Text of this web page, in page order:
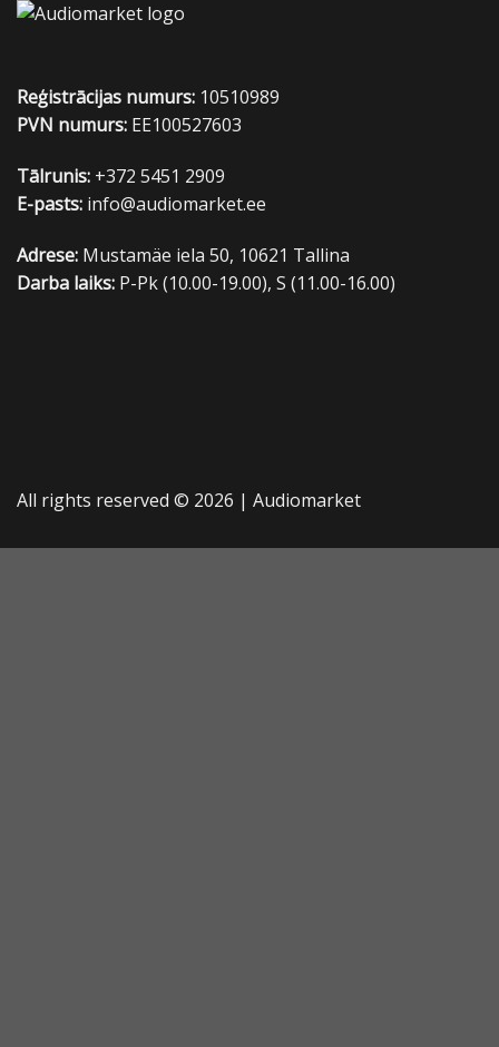
Reģistrācijas numurs: 10510989
PVN numurs: EE100527603
Tālrunis: +372 5451 2909
E-pasts: info@audiomarket.ee
Adrese: Mustamäe iela 50, 10621 Tallina
Darba laiks: P-Pk (10.00-19.00), S (11.00-16.00)
All rights reserved © 2026 | Audiomarket